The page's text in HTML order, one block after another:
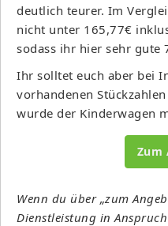
deutlich teurer. Im
nicht unter 165,77€
sodass ihr hier sehr gute
Ihr solltet euch aber bei
vorhandenen
wurde der Kinderwagen
Zum
Wenn du über „zum
Dienstleistung in